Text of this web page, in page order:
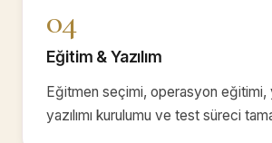
04
Eğitim & Yazılım
Eğitmen seçimi, operasyon eğitimi,
yazılımı kurulumu ve test süreci